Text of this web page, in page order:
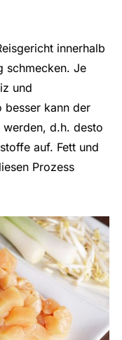
innerhalb
schmecken. Je
und
besser kann der
werden, d.h. desto
auf. Fett und
Prozess